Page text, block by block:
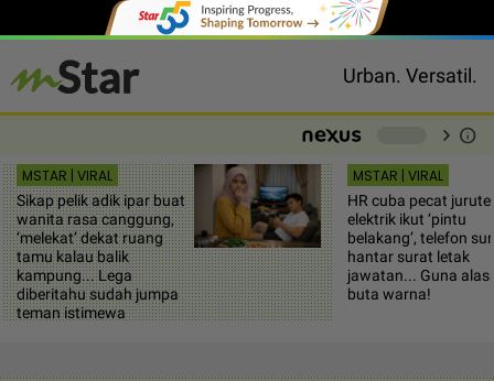
Urban. Versatil.
chevron_right info
MSTAR | VIRAL
Sikap pelik adik ipar buat
wanita rasa canggung,
‘melekat’ dekat ruang
tamu kalau balik
kampung... Lega
diberitahu sudah jumpa
teman istimewa
MSTAR | VIRAL
HR cuba pecat
elektrik ikut ‘pintu
belakang’, telefon
hantar surat letak
jawatan... Guna
buta warna!